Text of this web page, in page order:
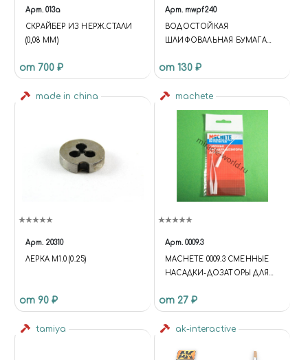
Арт. 013a
СКРАЙБЕР ИЗ НЕРЖ.СТАЛИ
(0,08 ММ)
от 700 ₽
Арт. mwpf240
BОДОСТОЙКАЯ
ШЛИФОВАЛЬНАЯ БУМАГА
от 130 ₽
made in china
Арт. 20310
ЛЕРКА М1.0 (0.25)
от 90 ₽
machete
Арт. 0009.3
MACHETE 0009.3 СМЕННЫЕ
НАСАДКИ-ДОЗАТОРЫ ДЛЯ
UNIVERSE.SITE.ID = 'S1';
UNIVERSE.SITE.DIRECTORY =
'/'; UNIVERSE.TEMPLATE.ID =
UNIVERSE.TEMPLATE.DIRECTO
от 27 ₽
tamiya ak-interactive